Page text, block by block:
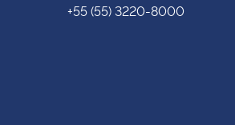
+55 (55) 3220-8000